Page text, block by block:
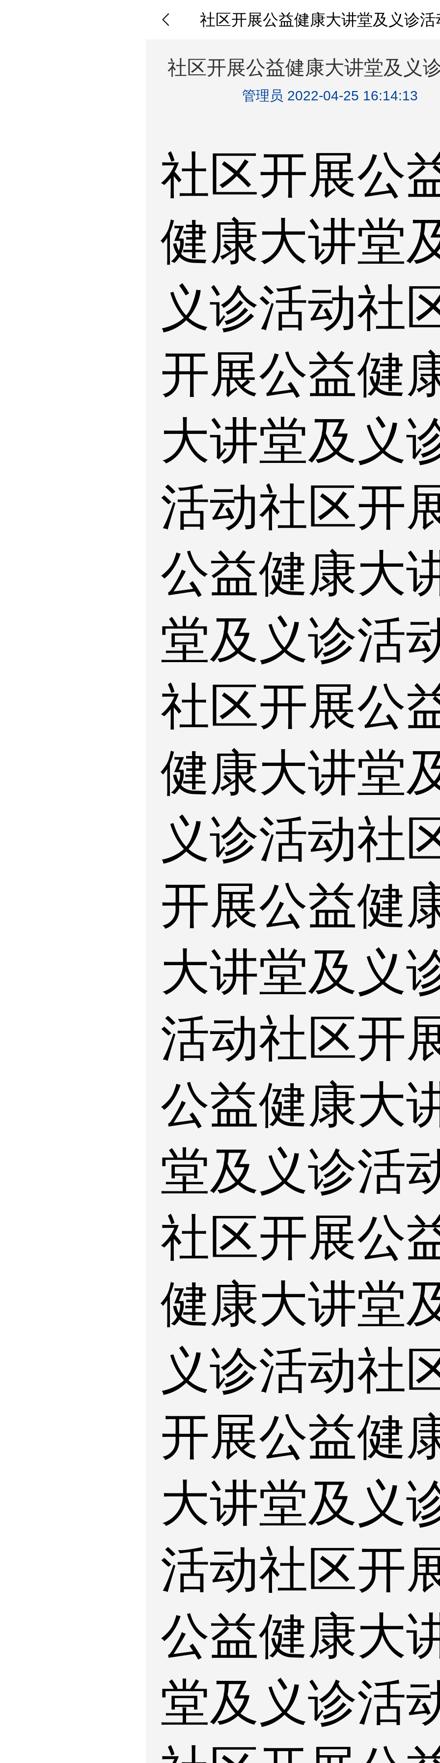
社区开展公益健康大讲堂及义诊活
社区开展公益健康大讲堂及义
管理员 2022-04-25 16:14:13
社区开展公
健康大讲堂
义诊活动社
开展公益健
大讲堂及义
活动社区开
公益健康大
堂及义诊活
社区开展公
健康大讲堂
义诊活动社
开展公益健
大讲堂及义
活动社区开
公益健康大
堂及义诊活
社区开展公
健康大讲堂
义诊活动社
开展公益健
大讲堂及义
活动社区开
公益健康大
堂及义诊活